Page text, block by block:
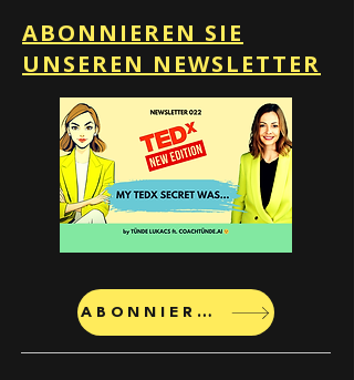
ABONNIEREN SIE
UNSEREN NEWSLETTER
ABONNIEREN